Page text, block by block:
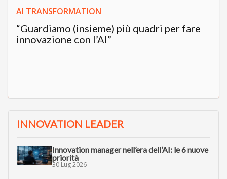
AI TRANSFORMATION
“Guardiamo (insieme) più quadri per fare
innovazione con l’AI”
INNOVATION LEADER
Innovation manager nell’era dell’AI: le 6 nuove
priorità
30 Lug 2026